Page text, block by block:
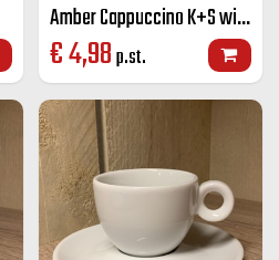
Amber Cappuccino K+S wit 20 cl
€4,98p.st.